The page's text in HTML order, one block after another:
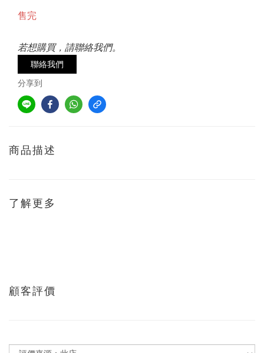
售完
若想購買，請聯絡我們。
聯絡我們
分享到
商品描述
了解更多
顧客評價